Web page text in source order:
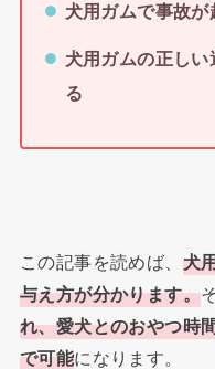
犬用ガムで事故
犬用ガムの正し
る
この記事を読めば、 犬
与え方が分かります。
れ、愛犬とのおやつ時
で可能になります。